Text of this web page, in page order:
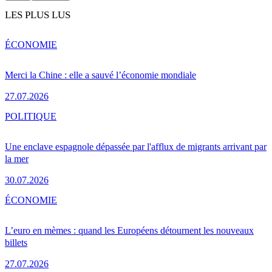
LES PLUS LUS
Merci la Chine : elle a sauvé l’économie mondiale
27.07.2026
ÉCONOMIE
Une enclave espagnole dépassée par l'afflux de migrants arrivant par
la mer
30.07.2026
POLITIQUE
L’euro en mèmes : quand les Européens détournent les nouveaux
billets
27.07.2026
ÉCONOMIE